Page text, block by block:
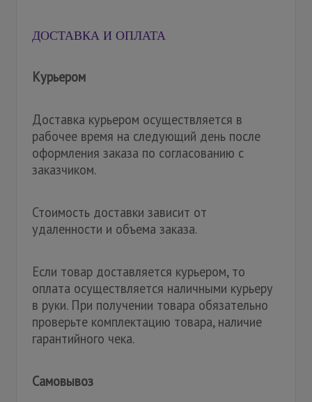
ДОСТАВКА И ОПЛАТА
Курьером
Доставка курьером осуществляется в
рабочее время на следующий день после
оформления заказа по согласованию с
заказчиком.
Стоимость доставки зависит от
удаленности и объема заказа.
Если товар доставляется курьером, то
оплата осуществляется наличными курьеру
в руки. При получении товара обязательно
проверьте комплектацию товара, наличие
гарантийного чека.
Самовывоз